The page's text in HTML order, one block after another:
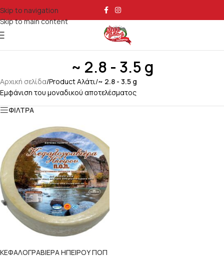
Skip to navigation
Skip to main content
~ 2.8 - 3.5 g
Αρχική σελίδα/Product Αλάτι/~ 2.8 - 3.5 g
Εμφάνιση του μοναδικού αποτελέσματος
ΦΙΛΤΡΑ
ΚΕΦΑΛΟΓΡΑΒΙΕΡΑ ΗΠΕΙΡΟΥ ΠΟΠ